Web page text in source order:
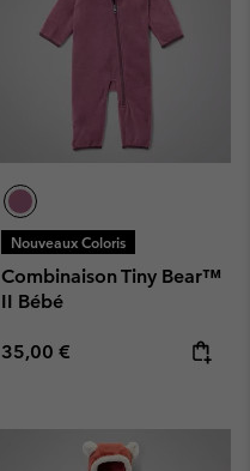
Nouveaux Coloris
Combinaison Tiny Bear™
II Bébé
Regular price:
35,00 €